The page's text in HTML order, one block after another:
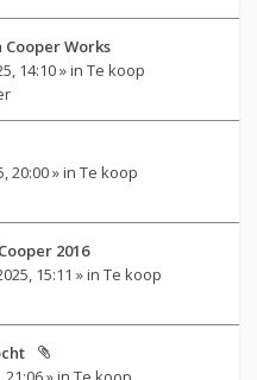
Cooper Works
14:10 » in Te koop
20:00 » in Te koop
2016
15:11 » in Te koop